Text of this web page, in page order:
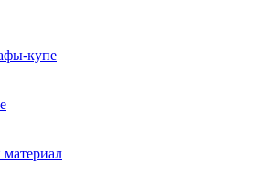
купе